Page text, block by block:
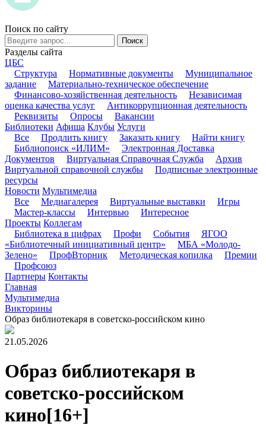
Поиск по сайту
Поиск
Разделы сайта
ЦБС
Структура
Нормативные документы
Муниципальное
задание
Материально-техническое обеспечение
Финансово-хозяйственная деятельность
Независимая
оценка качества услуг
Антикоррупционная деятельность
Реквизиты
Опросы
Вакансии
Библиотеки Афиша Клубы Услуги
Все
Продлить книгу Заказать книгу
Найти книгу
Библиопоиск «ИЛИМ»
Электронная Доставка
Документов
Виртуальная Справочная Служба
Архив
Виртуальной справочной службы
Подписные электронные
ресурсы
Новости Мультимедиа
Все
Медиагалерея Виртуальные выставки
Игры
Мастер-классы
Интервью
Интересное
Проекты Коллегам
Библиотека в цифрах
Профи События
ЯГОО
«Библиотечный инициативный центр»
МБА «Молодо-
Зелено»
ПрофВторник Методическая копилка
Премии
Профсоюз
Партнеры Контакты
Главная
Мультимедиа
Викторины
Образ библиотекаря в советско-российском кино
21.05.2026
Образ библиотекаря в
советско-российском
кино[16+]